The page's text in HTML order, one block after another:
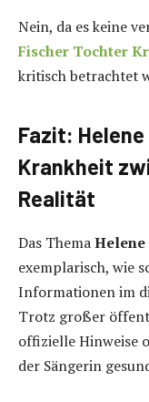
Nein, da es keine
Fischer Tochter
kritisch betrachtet
Fazit:
Krankheit
Realität
Das Thema
exemplarisch, wie
Informationen im
Trotz großer
offizielle Hinweise
der Sängerin